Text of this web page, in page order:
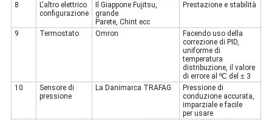
8
L'altro elettrico
configurazione
Il Giappone Fujitsu,
grande
Parete, Chint ecc
Prestazione e stabilità
9 Termostato Omron
Facendo uso della
correzione di PID,
uniforme di
temperatura
distribuzione, il valore
di errore al ºC del ±3
10
Sensore di
pressione
La Danimarca TRAFAG
Pressione di
conduzione accurata,
imparziale e facile
per usare